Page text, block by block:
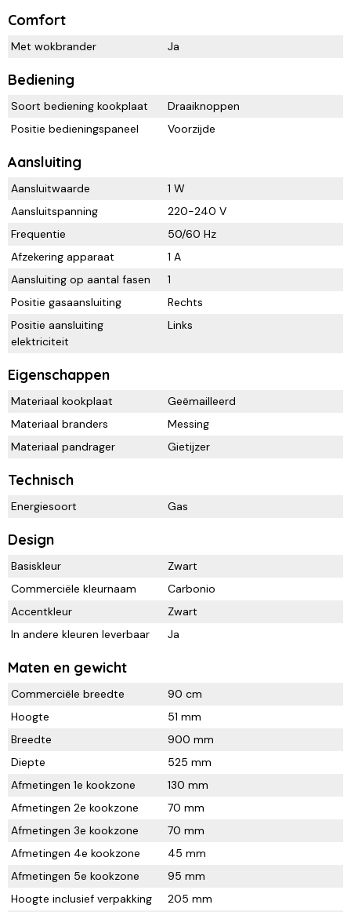
Comfort
Met wokbrander Ja
Bediening
Soort bediening kookplaat
Draaiknoppen
Positie bedieningspaneel
Voorzijde
Aansluiting
Aansluitwaarde
1 W
Aansluitspanning
220-240 V
Frequentie
50/60 Hz
Afzekering apparaat
1 A
Aansluiting op aantal fasen
1
Positie gasaansluiting
Rechts
Positie aansluiting
elektriciteit
Links
Eigenschappen
Materiaal kookplaat
Geëmailleerd
Materiaal branders
Messing
Materiaal pandrager
Gietijzer
Technisch
Energiesoort Gas
Design
Basiskleur
Zwart
Commerciële kleurnaam
Carbonio
Accentkleur
Zwart
In andere kleuren leverbaar
Ja
Maten en gewicht
Commerciële breedte
90 cm
Hoogte
51 mm
Breedte
900 mm
Diepte
525 mm
Afmetingen 1e kookzone
130 mm
Afmetingen 2e kookzone
70 mm
Afmetingen 3e kookzone
70 mm
Afmetingen 4e kookzone
45 mm
Afmetingen 5e kookzone
95 mm
Hoogte inclusief verpakking
205 mm